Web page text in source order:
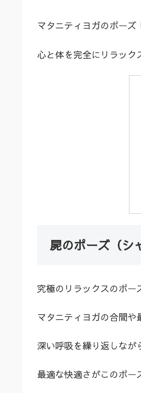
マタニティヨガのポーズ
心と体を完全にリラック
屍のポーズ（シ
究極のリラックスのポー
マタニティヨガの合間や
深い呼吸を繰り返しなが
最適な快適さがこのポー